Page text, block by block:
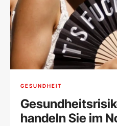
GESUNDHEIT
handeln Sie im